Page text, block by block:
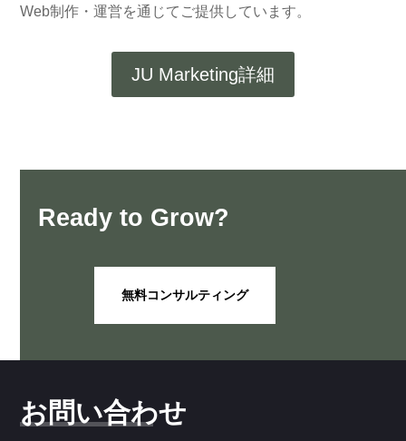
Web制作・運営を通じてご提供しています。
JU Marketing詳細
Ready to Grow?
無料コンサルティング
お問い合わせ